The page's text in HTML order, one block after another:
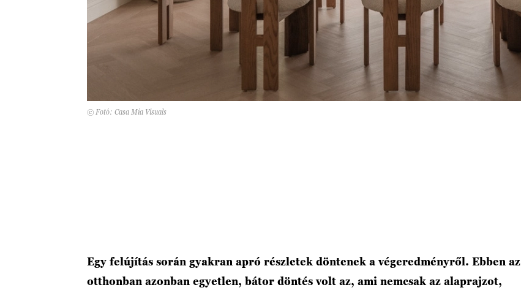
© Fotó: Casa Mia Visuals
Egy felújítás során gyakran apró részletek döntenek a végeredményről. Ebben az
otthonban azonban egyetlen, bátor döntés volt az, ami nemcsak az alaprajzot,